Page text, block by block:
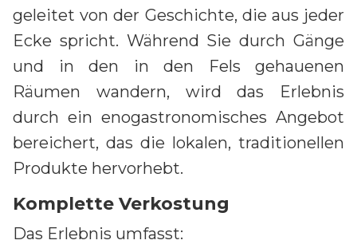
geleitet von der Geschichte, die aus jeder
Ecke spricht. Während Sie durch Gänge
und in den in den Fels gehauenen
Räumen wandern, wird das Erlebnis
durch ein enogastronomisches Angebot
bereichert, das die lokalen, traditionellen
Produkte hervorhebt.
Komplette Verkostung
Das Erlebnis umfasst: